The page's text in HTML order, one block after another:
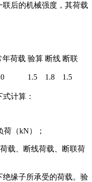
后的机械强度，其荷载
年荷载 验算 断线 断联
1.5 1.8 1.5
计算：
（kN）；
载、断线荷载、断联荷
缘子所承受的荷载。验